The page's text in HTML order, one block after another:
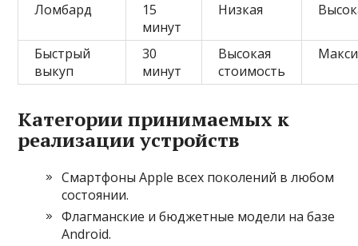
Ломбард
15
минут
Низкая
Быстрый
выкуп
30
минут
Высокая
стоимость
Категории принимаемых к
реализации устройств
Смартфоны Apple всех поколений в любом
состоянии.
Флагманские и бюджетные модели на базе
Android.